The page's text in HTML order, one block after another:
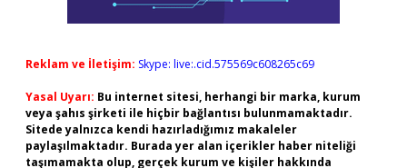
Reklam ve İletişim: Skype: live:.cid.575569c608265c69
Yasal Uyarı: Bu internet sitesi, herhangi bir marka, kurum
veya şahıs şirketi ile hiçbir bağlantısı bulunmamaktadır.
Sitede yalnızca kendi hazırladığımız makaleler
paylaşılmaktadır. Burada yer alan içerikler haber niteliği
taşımamakta olup, gerçek kurum ve kişiler hakkında